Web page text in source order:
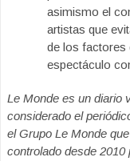
asimismo el
artistas que
de los factores
espectáculo
Le Monde es un diario
considerado el
el Grupo Le Monde
controlado desde